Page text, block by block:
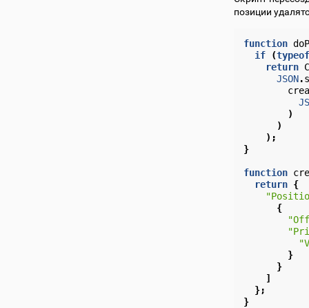
позиции
function
if
(typeof
return
JSON.
)
)
);
}
function
return {
{
}
}
]
};
}